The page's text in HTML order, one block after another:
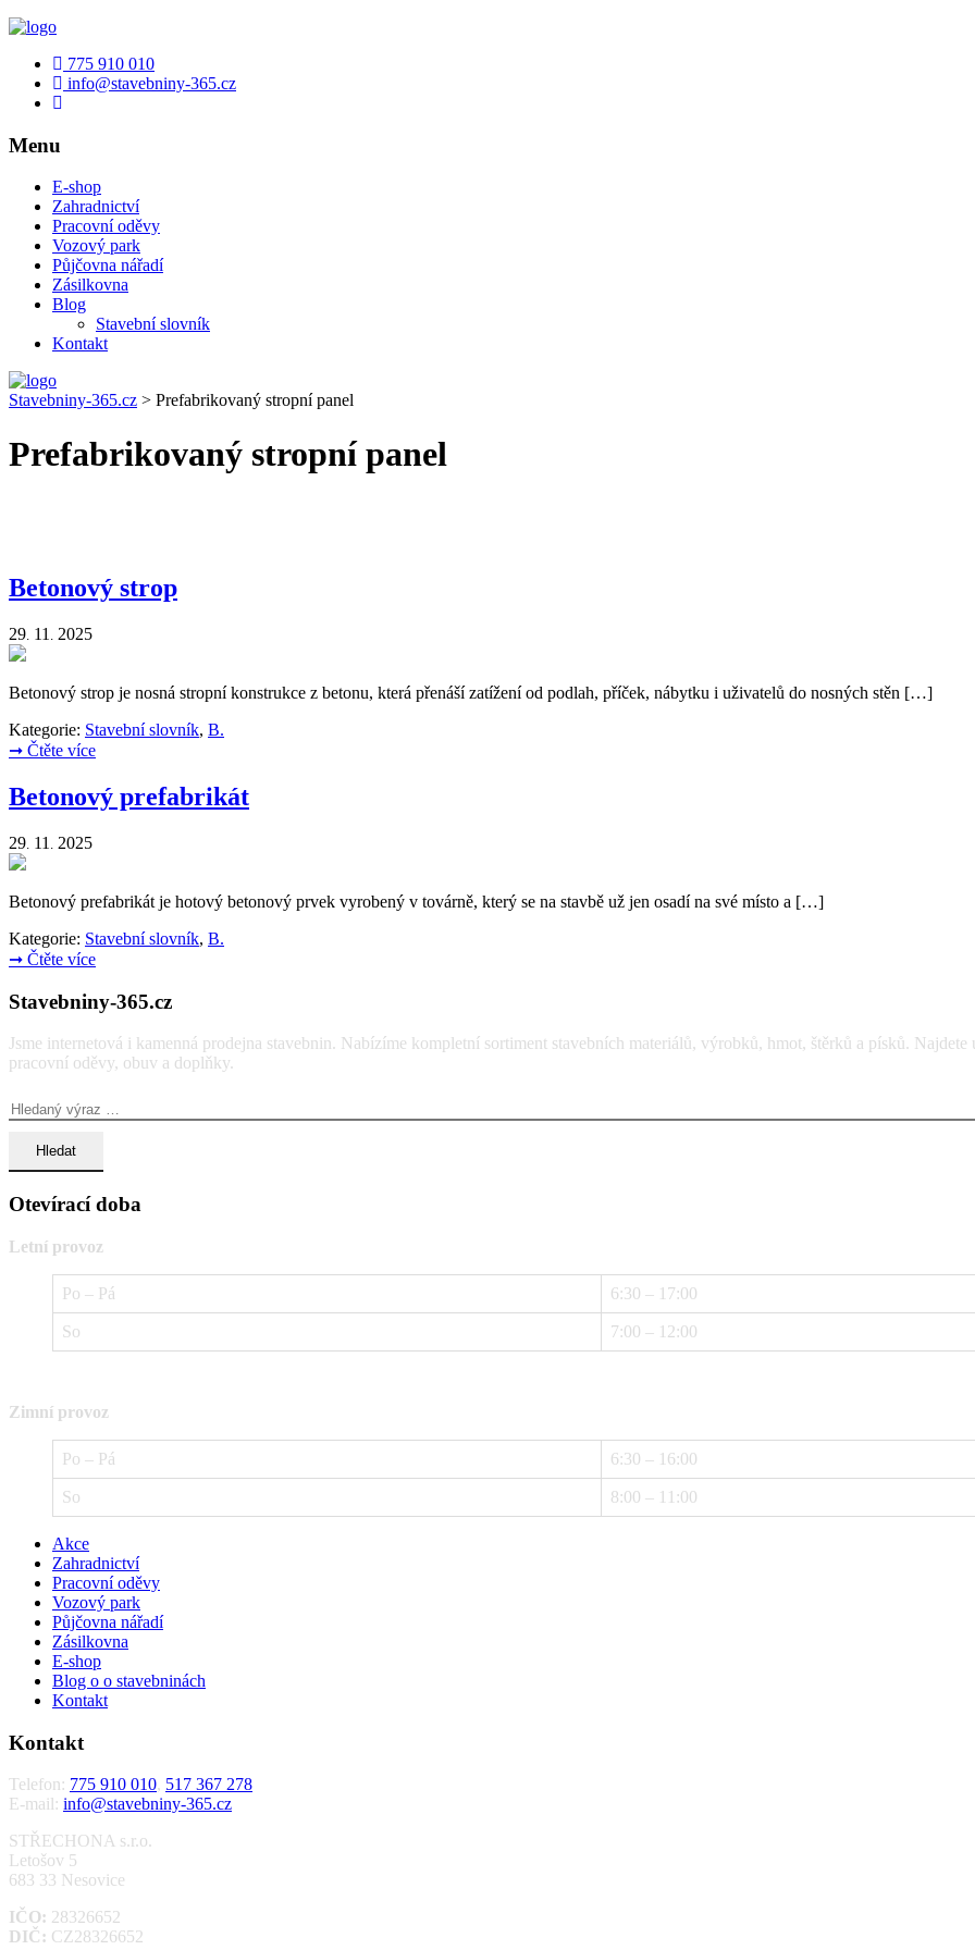
775 910 010
info@stavebniny-365.cz
Menu
E-shop
Zahradnictví
Pracovní oděvy
Vozový park
Půjčovna nářadí
Zásilkovna
Blog
Stavební slovník
Kontakt
Stavebniny-365.cz > Prefabrikovaný stropní panel
Prefabrikovaný stropní panel
Betonový strop
29. 11 . 2025
Betonový strop je nosná stropní konstrukce z betonu, která přenáší zatížení od podlah, příček, nábytku i uživatelů do nosných stěn […]
Kategorie: Stavební slovník, B.
➞ Čtěte více
Betonový prefabrikát
29 11 2025
Betonový prefabrikát je hotový betonový prvek vyrobený v továrně, který se na stavbě už jen osadí na své místo a […]
Kategorie: Stavební slovník, B.
➞ Čtěte více
Stavebniny-365.cz
Jsme internetová i kamenná prodejna stavebnin. Nabízíme kompletní sortiment stavebních materiálů, výrobků, hmot, štěrků a písků.
pracovní oděvy, obuv a doplňky.
Otevírací doba
Letní provoz
Po – Pá 6:30 – 17:00
So 7:00 – 12:00
Zimní provoz
Po – Pá 6:30 – 16:00
So 8:00 – 11:00
Akce
Zahradnictví
Pracovní oděvy
Vozový park
Půjčovna nářadí
Zásilkovna
E-shop
Blog o o stavebninách
Kontakt
Kontakt
Telefon: 775 910 010, 517 367 278
E-mail: info@stavebniny-365.cz
STŘECHONA s.r.o.
Letošov 5
683 33 Nesovice
IČO: 28326652
DIČ: CZ28326652